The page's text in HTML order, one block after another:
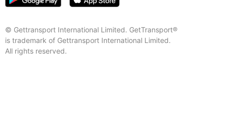
© Gettransport International Limited. GetTransport®
is trademark of Gettransport International Limited.
All rights reserved.